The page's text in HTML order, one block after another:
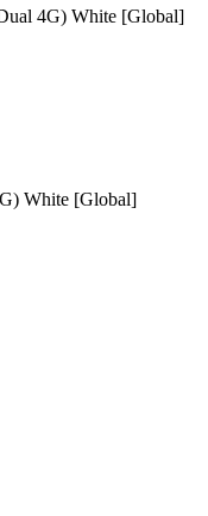
4G) White [Global]
White [Global]